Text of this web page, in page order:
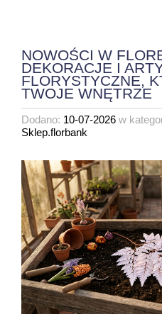
NOWOŚCI W
DEKORACJE I
FLORYSTYCZNE,
TWOJE WNĘTRZE
Dodano: 10-07-2026 w
Sklep.florbank